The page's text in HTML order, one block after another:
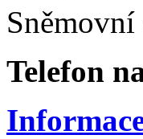
Telefon